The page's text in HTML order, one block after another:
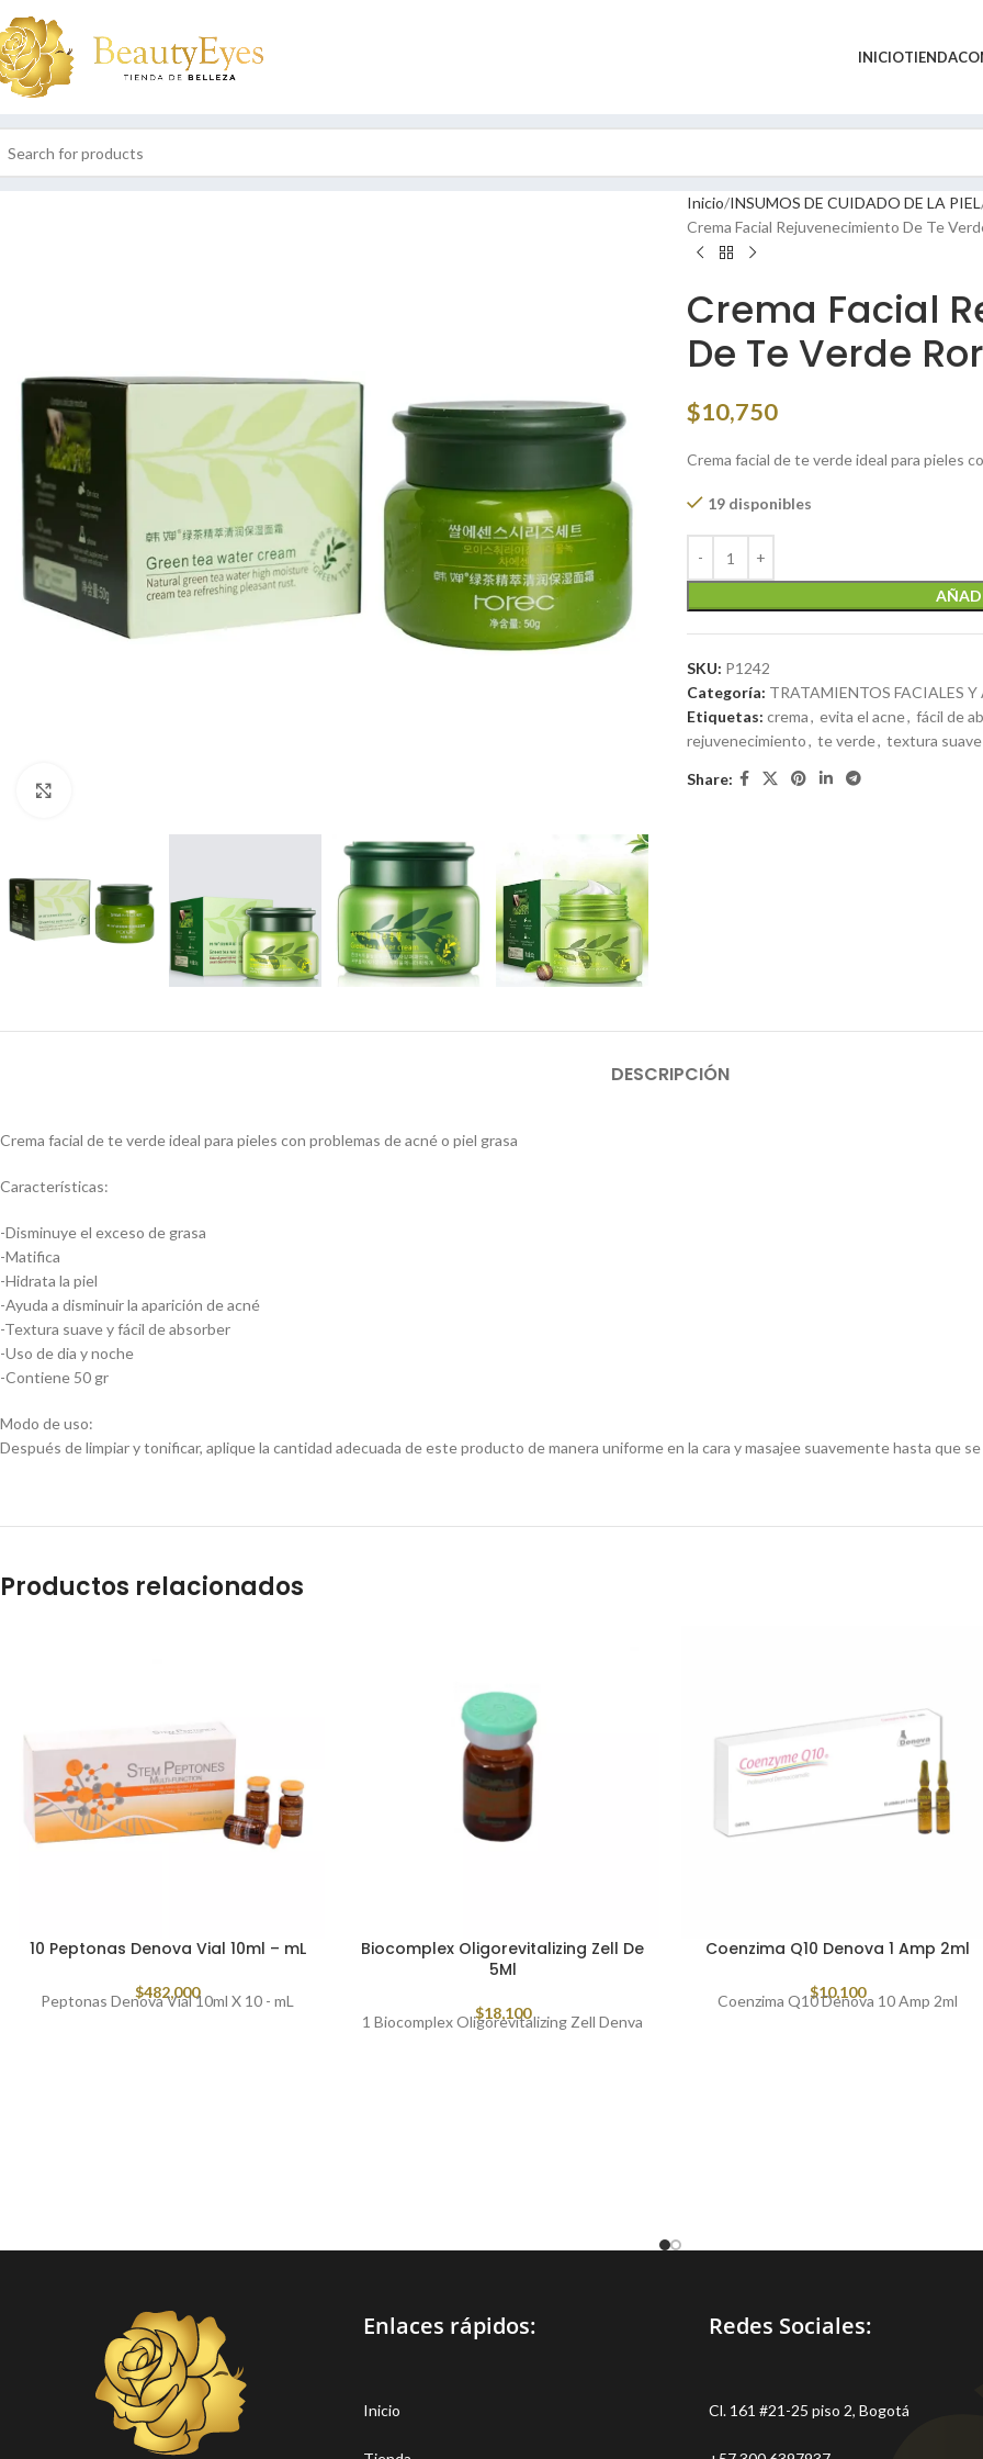
INICIOTIENDA
Inicio INSUMOS DE CUIDADO DE LA PIEL
Crema Facial Rejuvenecimiento De Te
Crema Facial
De Te Verde
$10,750
Crema facial de te verde ideal para pieles
19 disponibles
SKU: P1242
Categoría: TRATAMIENTOS FACIALES
Etiquetas: crema, evita el acne, fácil de
rejuvenecimiento, te verde, textura suave
Share:
DESCRIPCIÓN
Crema facial de te verde ideal para pieles con problemas de acné o piel grasa
Características:
-Disminuye el exceso de grasa
-Matifica
-Hidrata la piel
-Ayuda a disminuir la aparición de acné
-Textura suave y fácil de absorber
-Uso de dia y noche
-Contiene 50 gr
Modo de uso:
Después de limpiar y tonificar, aplique la cantidad adecuada de este producto de manera uniforme en la cara y masajee suavemente hasta que se
Productos relacionados
10 Peptonas Denova Vial 10ml – mL
$482,000
Peptonas Denova Vial 10ml X 10 - mL
Biocomplex Oligorevitalizing Zell De
5Ml
$18,100
1 Biocomplex Oligorevitalizing Zell Denva
Coenzima Q10 Denova 1 Amp 2ml
$10,100
Coenzima Q10 Denova 10 Amp 2ml
Enlaces rápidos:
Inicio
Redes Sociales:
Cl. 161 #21-25 piso 2, Bogotá